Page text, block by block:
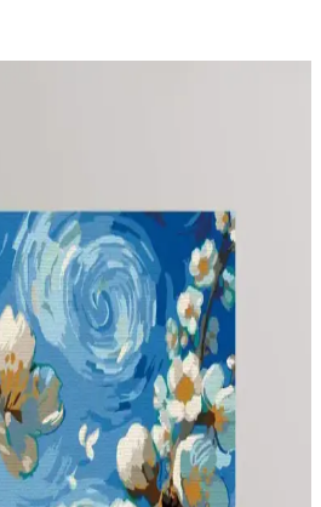
Kenarı Tasarımı:
kenarları, doğal renkler ve yumuşak
artırırken gizlilik ve yaratıcılığı
sunar.
Fonksiyonel ve
doğru mobilya seçimi, renk kullanımı
işlevsel hem estetik yaşam alanları
amacı ve çocuk oyun alanları
Estetik ve Pratik